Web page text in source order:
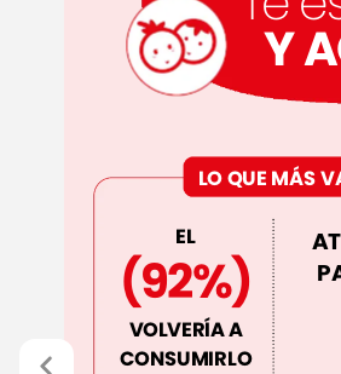
Y
LOQUE MÁS
VOLVERÍAA
CONSUMIRLO
EL
(92%)